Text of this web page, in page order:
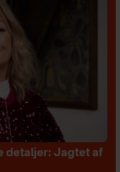
detaljer: Jagtet af